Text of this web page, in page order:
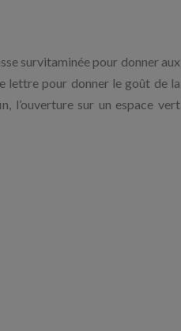
survitaminée pour donner aux
lettre pour donner le goût de la
l’ouverture sur un espace vert